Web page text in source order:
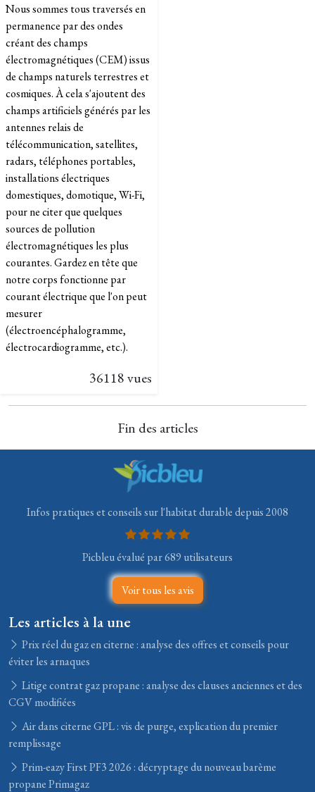
Nous sommes tous traversés en
permanence par des ondes
créant des champs
électromagnétiques (CEM) issus
de champs naturels terrestres et
cosmiques. À cela s'ajoutent des
champs artificiels générés par les
antennes relais de
télécommunication, satellites,
radars, téléphones portables,
installations électriques
domestiques, domotique, Wi-Fi,
pour ne citer que quelques
sources de pollution
électromagnétiques les plus
courantes. Gardez en tête que
notre corps fonctionne par
courant électrique que l'on peut
mesurer
(électroencéphalogramme,
électrocardiogramme, etc.).
36118 vues
Fin des articles
Infos pratiques et conseils sur l'habitat durable depuis 2008
Picbleu évalué par 689 utilisateurs
Voir tous les avis
Les articles à la une
Prix réel du gaz en citerne : analyse des offres et conseils pour
éviter les arnaques
Litige contrat gaz propane : analyse des clauses anciennes et des
CGV modifiées
Air dans citerne GPL : vis de purge, explication du premier
remplissage
Prim-eazy First PF3 2026 : décryptage du nouveau barème
propane Primagaz